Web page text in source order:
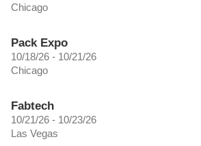
Chicago
Pack Expo
10/18/26 - 10/21/26
Chicago
Fabtech
10/21/26 - 10/23/26
Las Vegas